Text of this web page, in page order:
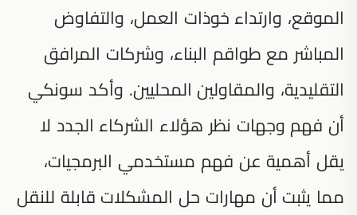
الموقع، وارتداء خوذات العمل، والتفاوض
المباشر مع طواقم البناء، وشركات المرافق
التقليدية، والمقاولين المحليين. وأكد سونكي
أن فهم وجهات نظر هؤلاء الشركاء الجدد لا
يقل أهمية عن فهم مستخدمي البرمجيات،
مما يثبت أن مهارات حل المشكلات قابلة للنقل